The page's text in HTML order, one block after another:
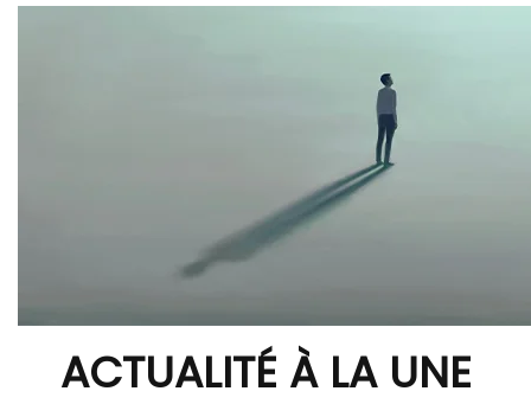
ACTUALITÉ À LA UNE